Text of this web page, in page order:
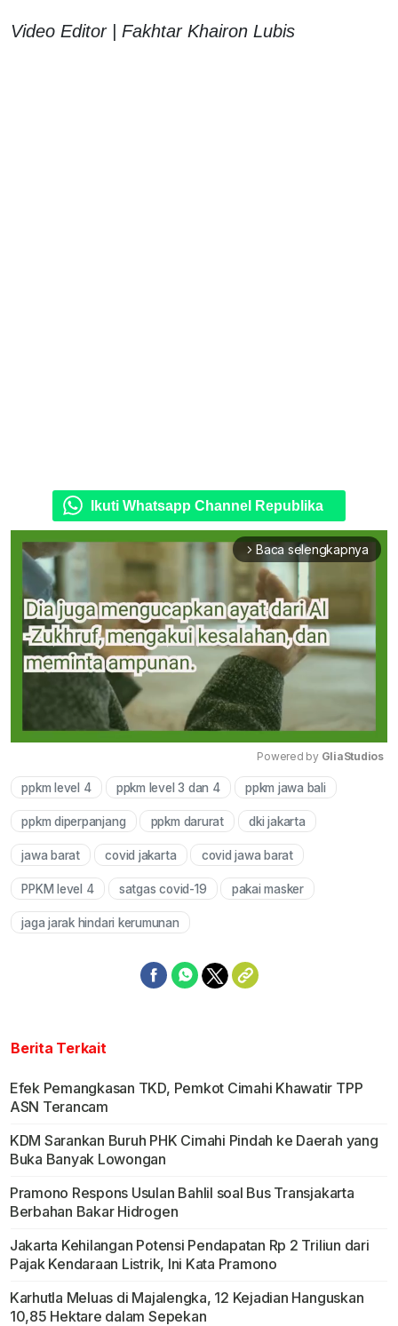
Video Editor | Fakhtar Khairon Lubis
Ikuti Whatsapp Channel Republika
arrow_forward_ios Baca selengkapnya
Mute
Powered by GliaStudios
ppkm level 4 ppkm level 3 dan 4 ppkm jawa bali
ppkm diperpanjang ppkm darurat dki jakarta
jawa barat covid jakarta covid jawa barat
PPKM level 4 satgas covid-19 pakai masker
jaga jarak hindari kerumunan
Berita Terkait
Efek Pemangkasan TKD, Pemkot Cimahi Khawatir TPP
ASN Terancam
KDM Sarankan Buruh PHK Cimahi Pindah ke Daerah yang
Buka Banyak Lowongan
Pramono Respons Usulan Bahlil soal Bus Transjakarta
Berbahan Bakar Hidrogen
Jakarta Kehilangan Potensi Pendapatan Rp 2 Triliun dari
Pajak Kendaraan Listrik, Ini Kata Pramono
Karhutla Meluas di Majalengka, 12 Kejadian Hanguskan
10,85 Hektare dalam Sepekan